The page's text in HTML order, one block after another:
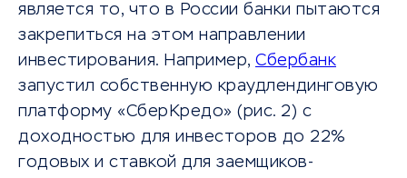
является то, что в России банки пытаются
закрепиться на этом направлении
инвестирования. Например, Сбербанк
запустил собственную краудлендинговую
платформу «СберКредо» (рис. 2) с
доходностью для инвесторов до 22%
годовых и ставкой для заемщиков-